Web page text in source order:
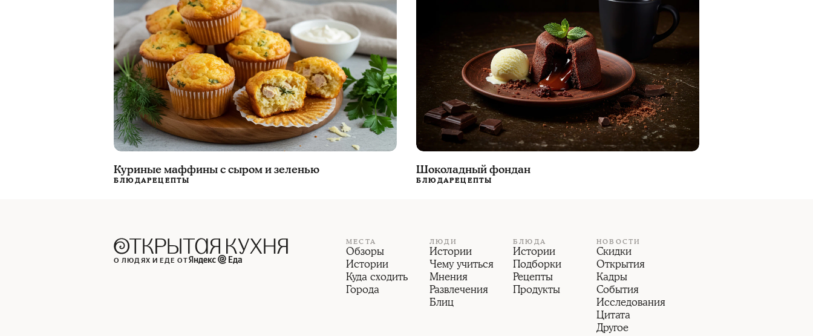
Куриные маффины с сыром и зеленью
БЛЮДАРЕЦЕПТЫ
Шоколадный фондан
БЛЮДАРЕЦЕПТЫ
О ЛЮДЯХ И ЕДЕ ОТ
МЕСТА
Обзоры
Истории
Куда сходить
Города
ЛЮДИ
Истории
Чему учиться
Мнения
Развлечения
Блиц
БЛЮДА
Истории
Подборки
Рецепты
Продукты
НОВОСТИ
Скидки
Открытия
Кадры
События
Исследования
Цитата
Другое